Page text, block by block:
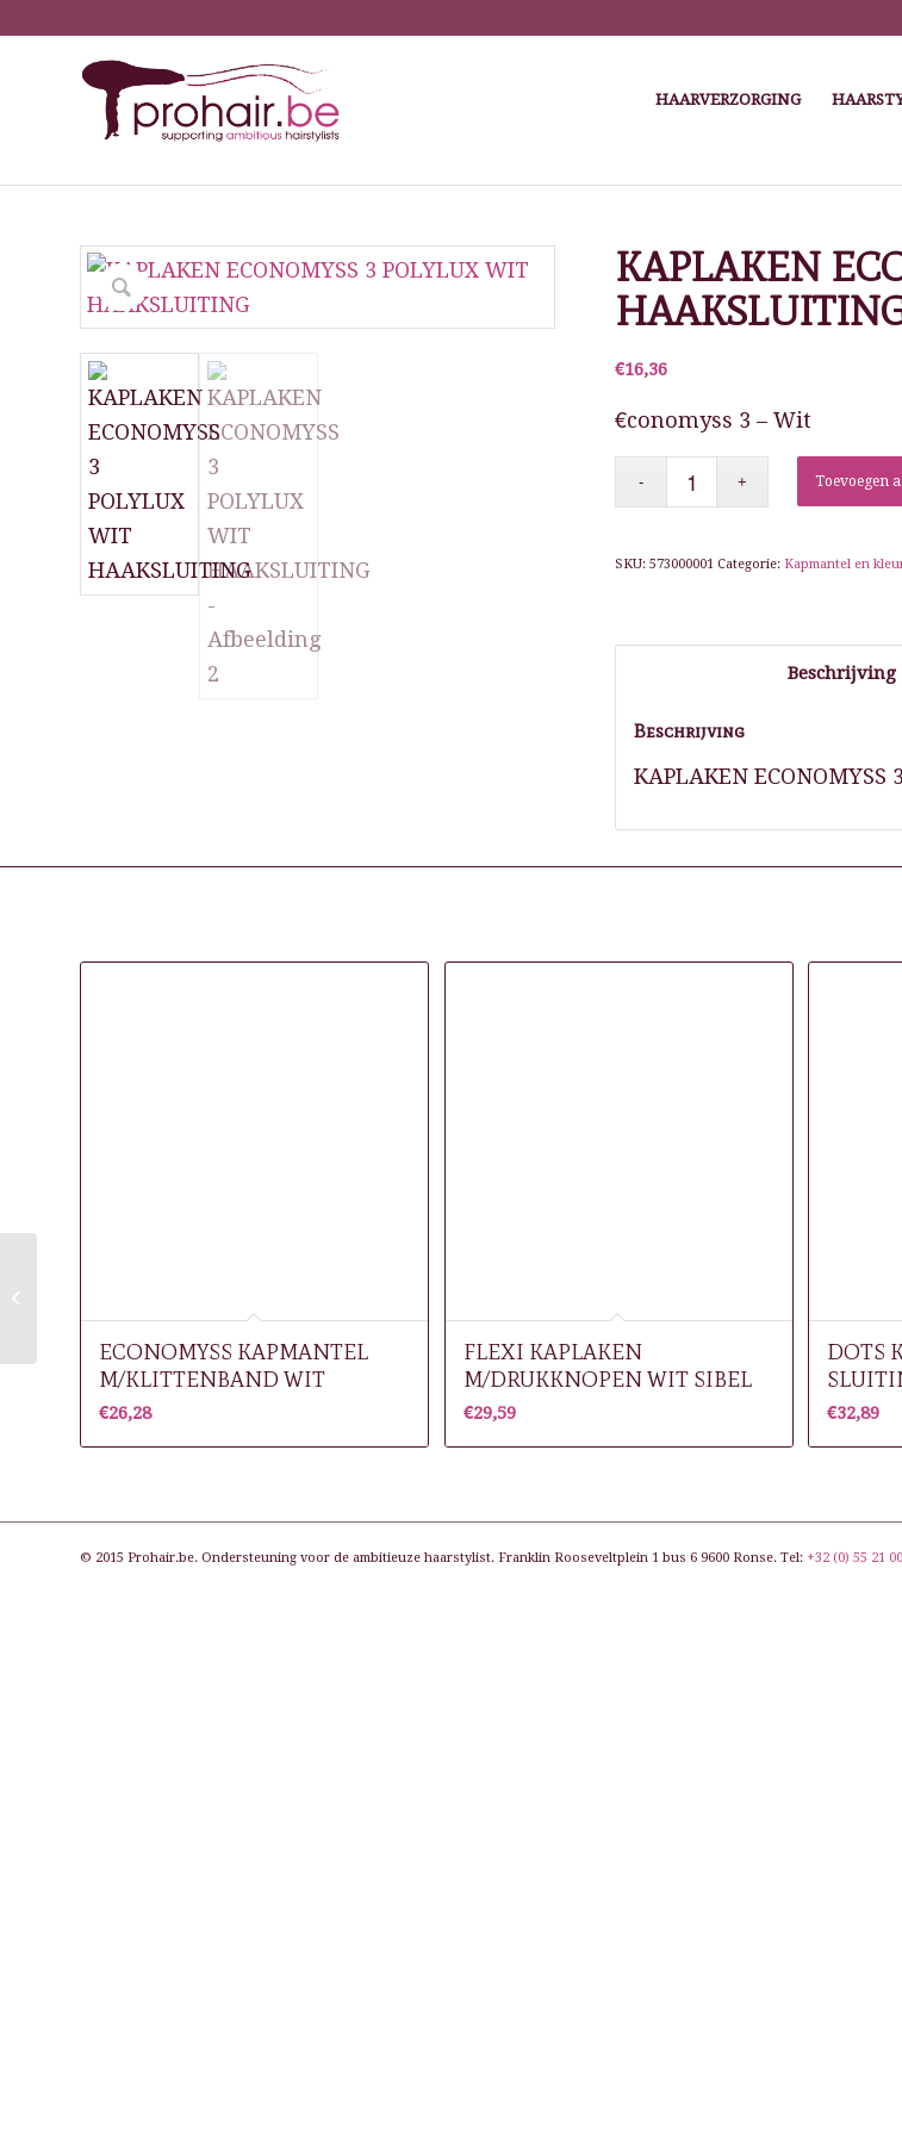
HAARVERZORGING
KAPLAKEN
€16,36
€conomyss 3 – Wit
Toevoegen
SKU:573000001 Categorie: Kapmantel en
Beschrijving
Beschrijving
KAPLAKEN
ECONOMYSS KAPMANTEL
M/KLITTENBAND WIT
€26,28
FLEXI KAPLAKEN
M/DRUKKNOPEN WIT SIBEL
€29,59
DOTS
€32,89
© 2015 Prohair.be. Ondersteuning voor de ambitieuze haarstylist. Franklin Rooseveltplein 1 bus 6 9600 Ronse. Tel: +32 (0) 55 21